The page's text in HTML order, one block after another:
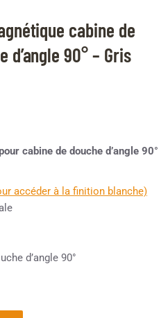
cabine de
90° – Gris
cabine de douche d’angle 90°
accéder à la finition blanche)
d’angle 90°